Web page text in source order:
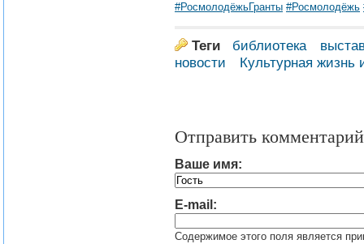
#РосмолодёжьГранты #Росмолодёжь
Теги библиотека
новости
Культурная жизнь
Отправить комментарий
Ваше имя:
E-mail:
Содержимое этого поля является